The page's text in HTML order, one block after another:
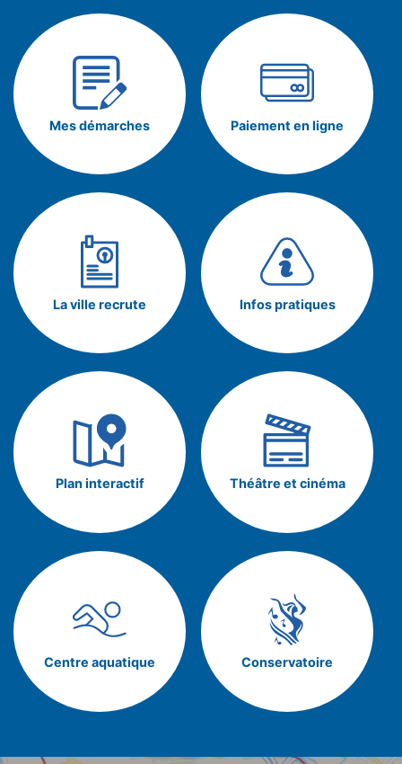
Mes démarches Paiement en ligne
La ville recrute Infos pratiques
Plan interactif Théâtre et cinéma
Centre aquatique Conservatoire